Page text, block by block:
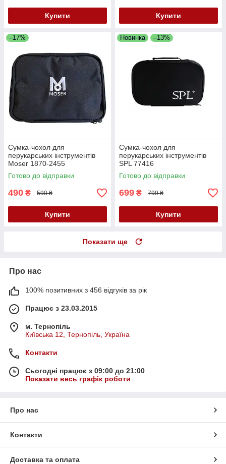
Купити Купити
–17%
Сумка-чохол для
перукарських інструментів
Moser 1870-2455
Готово до відправки
490 ₴ 590 ₴
Купити
Новинка –13%
Сумка-чохол для
перукарських інструментів
SPL 77416
Готово до відправки
699 ₴ 799 ₴
Купити
Показати ще
Про нас
100% позитивних з 456 відгуків за рік
Працює з 23.03.2015
м. Тернопіль
Київська 12, Тернопіль, Україна
Контакти
Сьогодні працює з 09:00 до 21:00
Показати весь графік роботи
Про нас
Контакти
Доставка та оплата